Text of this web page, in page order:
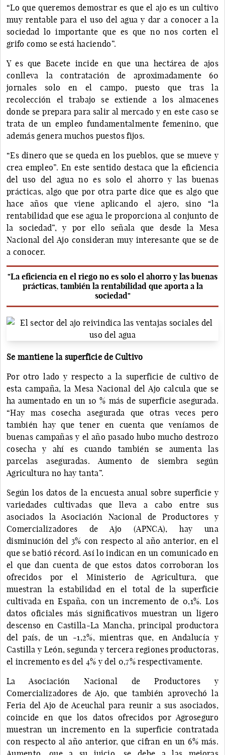
“Lo que queremos demostrar es que el ajo es un cultivo
muy rentable para el uso del agua y dar a conocer a la
sociedad lo importante que es que no nos corten el
grifo como se está haciendo”.
Y es que Bacete incide en que una hectárea de ajos
conlleva la contratación de aproximadamente 60
jornales solo en el campo, puesto que tras la
recolección el trabajo se extiende a los almacenes
donde se prepara para salir al mercado y en este caso se
trata de un empleo fundamentalmente femenino, que
además genera muchos puestos fijos.
“Es dinero que se queda en los pueblos, que se mueve y
crea empleo”. En este sentido destaca que la eficiencia
del uso del agua no es solo el ahorro y las buenas
prácticas, algo que por otra parte dice que es algo que
hace años que viene aplicando el ajero, sino “la
rentabilidad que ese agua le proporciona al conjunto de
la sociedad”, y por ello señala que desde la Mesa
Nacional del Ajo consideran muy interesante que se de
a conocer.
"La eficiencia en el riego no es solo el ahorro y las buenas
prácticas, también la rentabilidad que aporta a la
sociedad"
Se mantiene la superficie de Cultivo
Por otro lado y respecto a la superficie de cultivo de
esta campaña, la Mesa Nacional del Ajo calcula que se
ha aumentado en un 10 % más de superficie asegurada.
“Hay mas cosecha asegurada que otras veces pero
también hay que tener en cuenta que veníamos de
buenas campañas y el año pasado hubo mucho destrozo
cosecha y ahí es cuando también se aumenta las
parcelas aseguradas. Aumento de siembra según
Agricultura no hay tanta”.
Según los datos de la encuesta anual sobre superficie y
variedades cultivadas que lleva a cabo entre sus
asociados la Asociación Nacional de Productores y
Comercializadores de Ajo (APNCA), hay una
disminución del 3% con respecto al año anterior, en el
que se batió récord. Así lo indican en un comunicado en
el que dan cuenta de que estos datos corroboran los
ofrecidos por el Ministerio de Agricultura, que
muestran la estabilidad en el total de la superficie
cultivada en España, con un incremento de 0,1%. Los
datos oficiales más significativos muestran un ligero
descenso en Castilla-La Mancha, principal productora
del país, de un -1,2%, mientras que, en Andalucía y
Castilla y León, segunda y tercera regiones productoras,
el incremento es del 4% y del 0,7% respectivamente.
La Asociación Nacional de Productores y
Comercializadores de Ajo, que también aprovechó la
Feria del Ajo de Aceuchal para reunir a sus asociados,
coincide en que los datos ofrecidos por Agroseguro
muestran un incremento en la superficie contratada
con respecto al año anterior, que cifran en un 6% más.